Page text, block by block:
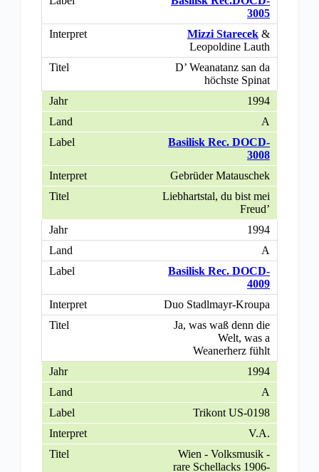
3005
Mizzi Starecek &
Leopoldine Lauth
D’ Weanatanz san da
höchste Spinat
1994
A
Basilisk Rec. DOCD-
3008
Gebrüder Matauschek
Liebhartstal, du bist mei
Freud’
1994
A
Basilisk Rec. DOCD-
4009
Duo Stadlmayr-Kroupa
Ja, was waß denn die
Welt, was a
Weanerherz fühlt
1994
A
Trikont US-0198
V.A.
Wien - Volksmusik -
rare Schellacks 1906-